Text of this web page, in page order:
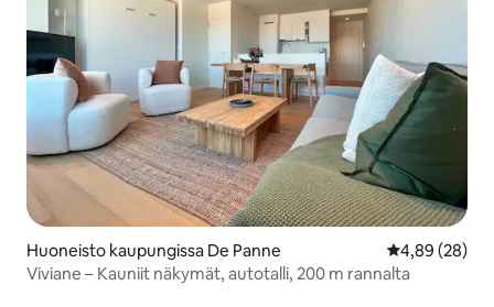
Huoneisto kaupungissa De Panne
4,89 (28)
Viviane – Kauniit näkymät, autotalli, 200 m rannalta